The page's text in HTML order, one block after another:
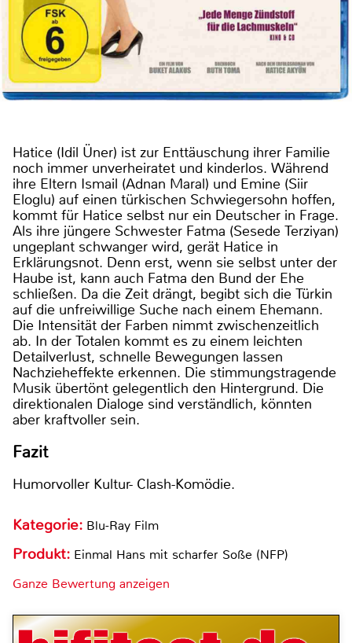
Hatice (Idil Üner) ist zur Enttäuschung ihrer Familie
noch immer unverheiratet und kinderlos. Während
ihre Eltern Ismail (Adnan Maral) und Emine (Siir
Eloglu) auf einen türkischen Schwiegersohn hoffen,
kommt für Hatice selbst nur ein Deutscher in Frage.
Als ihre jüngere Schwester Fatma (Sesede Terziyan)
ungeplant schwanger wird, gerät Hatice in
Erklärungsnot. Denn erst, wenn sie selbst unter der
Haube ist, kann auch Fatma den Bund der Ehe
schließen. Da die Zeit drängt, begibt sich die Türkin
auf die unfreiwillige Suche nach einem Ehemann.
Die Intensität der Farben nimmt zwischenzeitlich
ab. In der Totalen kommt es zu einem leichten
Detailverlust, schnelle Bewegungen lassen
Nachzieheffekte erkennen. Die stimmungstragende
Musik übertönt gelegentlich den Hintergrund. Die
direktionalen Dialoge sind verständlich, könnten
aber kraftvoller sein.
Fazit
Humorvoller Kultur- Clash-Komödie.
Kategorie: Blu-Ray Film
Produkt: Einmal Hans mit scharfer Soße (NFP)
Ganze Bewertung anzeigen